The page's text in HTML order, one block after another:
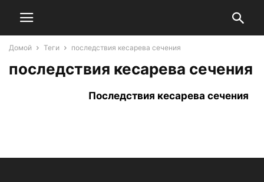
Домой Теги последствия кесарева сечения
последствия кесарева сечения
Последствия кесарева сечения